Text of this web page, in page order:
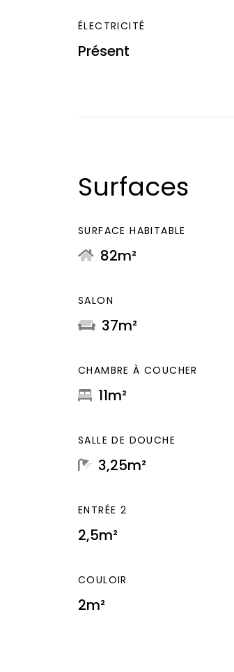
ÉLECTRICITÉ
Présent
Surfaces
SURFACE HABITABLE
82m²
SALON
37m²
CHAMBRE À COUCHER
11m²
SALLE DE DOUCHE
3,25m²
ENTRÉE 2
2,5m²
COULOIR
2m²